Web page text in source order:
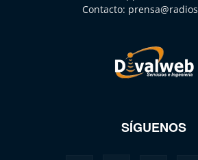
Contacto:
SÍGUENOS